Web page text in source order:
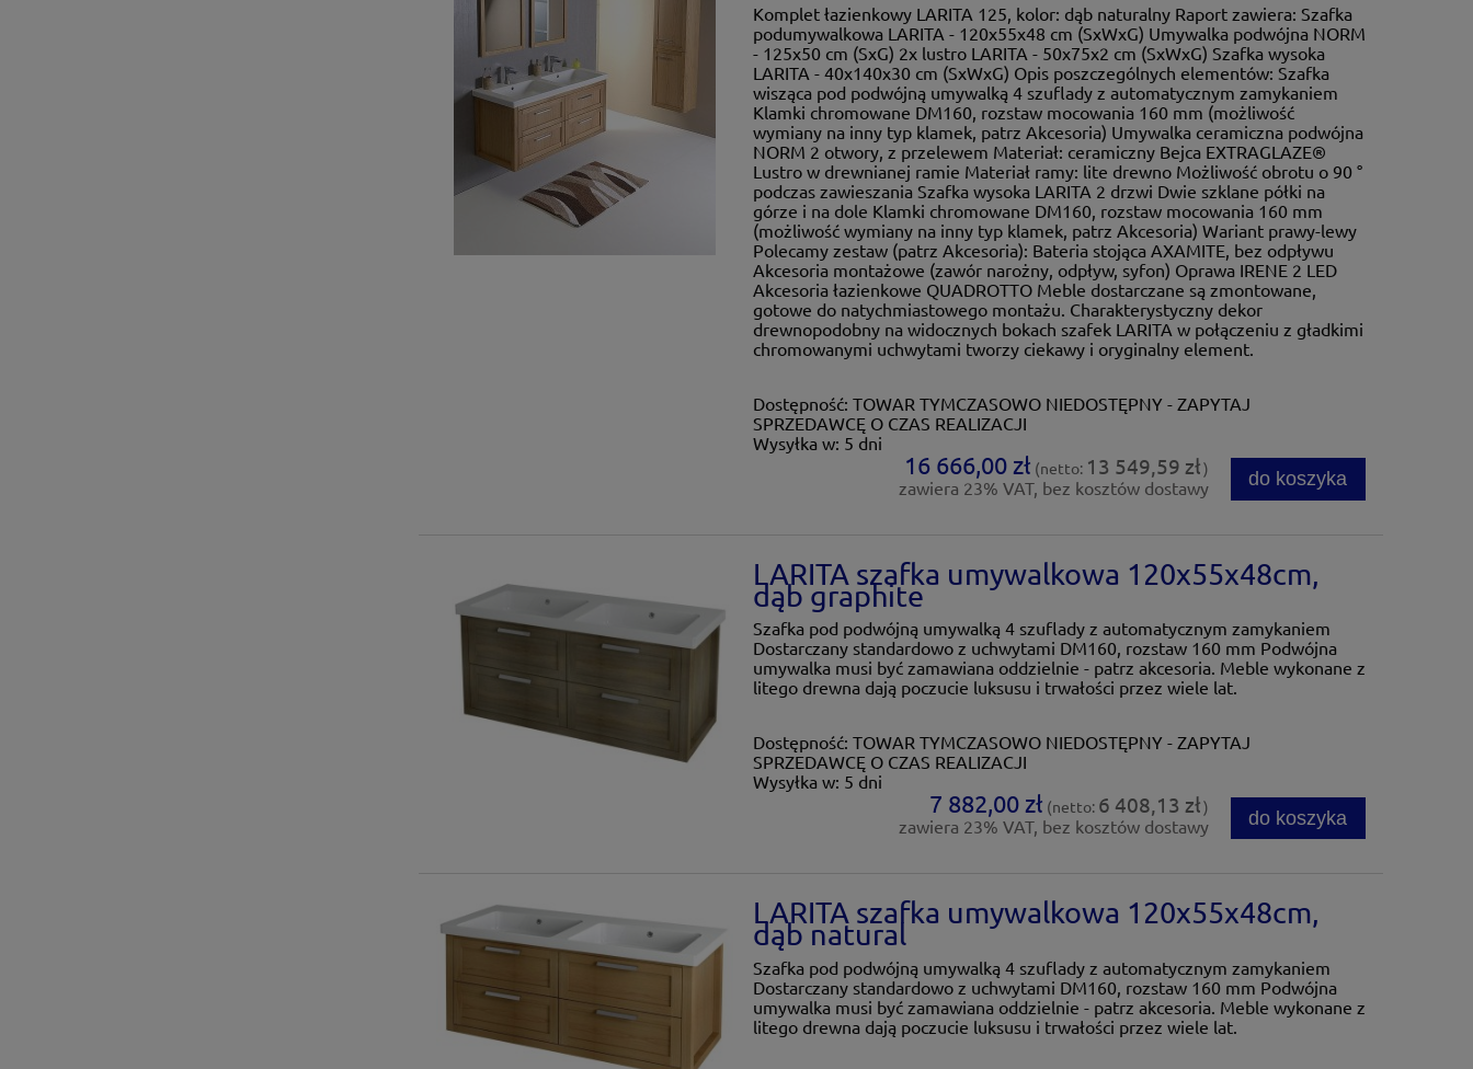
Komplet łazienkowy LARITA 125, kolor: dąb naturalny Raport zawiera: Szafka
podumywalkowa LARITA - 120x55x48 cm (SxWxG) Umywalka podwójna NORM
- 125x50 cm (SxG) 2x lustro LARITA - 50x75x2 cm (SxWxG) Szafka wysoka
LARITA - 40x140x30 cm (SxWxG) Opis poszczególnych elementów: Szafka
wisząca pod podwójną umywalką 4 szuflady z automatycznym zamykaniem
Klamki chromowane DM160, rozstaw mocowania 160 mm (możliwość
wymiany na inny typ klamek, patrz Akcesoria) Umywalka ceramiczna podwójna
NORM 2 otwory, z przelewem Materiał: ceramiczny Bejca EXTRAGLAZE®
Lustro w drewnianej ramie Materiał ramy: lite drewno Możliwość obrotu o 90 °
podczas zawieszania Szafka wysoka LARITA 2 drzwi Dwie szklane półki na
górze i na dole Klamki chromowane DM160, rozstaw mocowania 160 mm
(możliwość wymiany na inny typ klamek, patrz Akcesoria) Wariant prawy-lewy
Polecamy zestaw (patrz Akcesoria): Bateria stojąca AXAMITE, bez odpływu
Akcesoria montażowe (zawór narożny, odpływ, syfon) Oprawa IRENE 2 LED
Akcesoria łazienkowe QUADROTTO Meble dostarczane są zmontowane,
gotowe do natychmiastowego montażu. Charakterystyczny dekor
drewnopodobny na widocznych bokach szafek LARITA w połączeniu z gładkimi
chromowanymi uchwytami tworzy ciekawy i oryginalny element.
Dostępność: TOWAR TYMCZASOWO NIEDOSTĘPNY - ZAPYTAJ
SPRZEDAWCĘ O CZAS REALIZACJI
Wysyłka w: 5 dni
16 666,00 zł (netto: 13 549,59 zł)
zawiera 23% VAT, bez kosztów dostawy do koszyka
LARITA szafka umywalkowa 120x55x48cm,
dąb graphite
Szafka pod podwójną umywalką 4 szuflady z automatycznym zamykaniem
Dostarczany standardowo z uchwytami DM160, rozstaw 160 mm Podwójna
umywalka musi być zamawiana oddzielnie - patrz akcesoria. Meble wykonane z
litego drewna dają poczucie luksusu i trwałości przez wiele lat.
Dostępność: TOWAR TYMCZASOWO NIEDOSTĘPNY - ZAPYTAJ
SPRZEDAWCĘ O CZAS REALIZACJI
Wysyłka w: 5 dni
7 882,00 zł (netto: 6 408,13 zł)
zawiera 23% VAT, bez kosztów dostawy do koszyka
LARITA szafka umywalkowa 120x55x48cm,
dąb natural
Szafka pod podwójną umywalką 4 szuflady z automatycznym zamykaniem
Dostarczany standardowo z uchwytami DM160, rozstaw 160 mm Podwójna
umywalka musi być zamawiana oddzielnie - patrz akcesoria. Meble wykonane z
litego drewna dają poczucie luksusu i trwałości przez wiele lat.